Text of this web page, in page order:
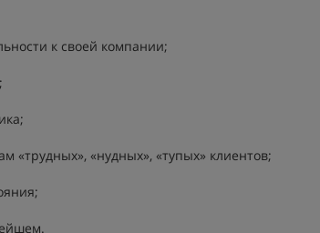
к своей компании;
«нудных», «тупых» клиентов;